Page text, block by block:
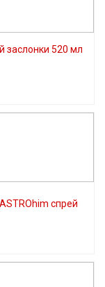
заслонки 520 мл
спрей